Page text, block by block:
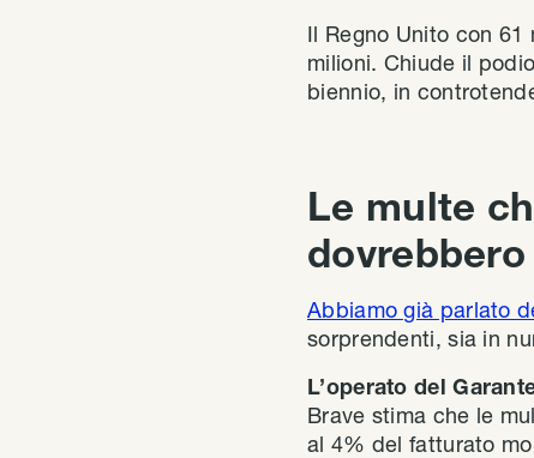
Il Regno Unito con
milioni. Chiude il
biennio, in
Le multe
dovrebbero
Abbiamo già parlato
sorprendenti, sia in
L’operato del
Brave stima che le
al 4% del fatturato